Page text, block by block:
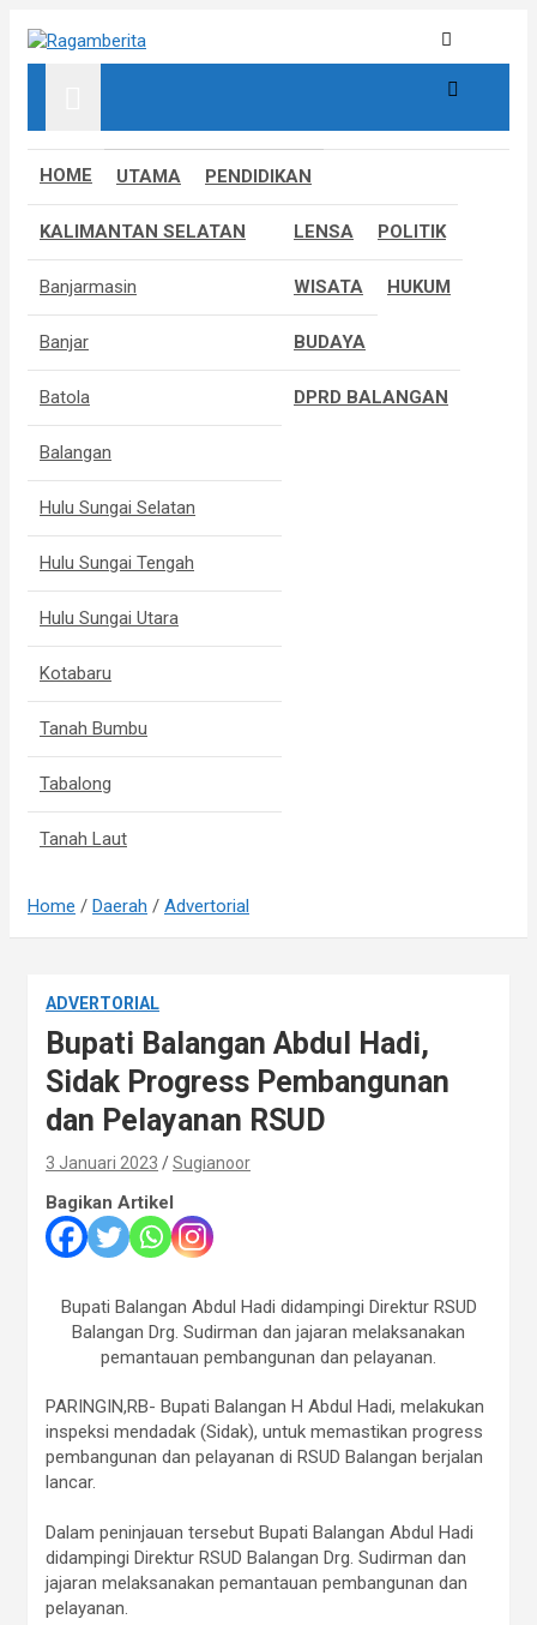
Ragamberita
Informatif, Edukatif & Inpiratif
HOME UTAMA PENDIDIKAN
KALIMANTAN SELATAN
Banjarmasin
Banjar
Batola
Balangan
Hulu Sungai Selatan
Hulu Sungai Tengah
Hulu Sungai Utara
Kotabaru
Tanah Bumbu
Tabalong
Tanah Laut
LENSA POLITIK
WISATA HUKUM
BUDAYA
DPRD BALANGAN
Home Daerah Advertorial
ADVERTORIAL
Bupati Balangan Abdul Hadi,
Sidak Progress Pembangunan
dan Pelayanan RSUD
3 Januari 2023 Sugianoor
Bagikan Artikel
Bupati Balangan Abdul Hadi didampingi Direktur RSUD
Balangan Drg. Sudirman dan jajaran melaksanakan
pemantauan pembangunan dan pelayanan.
PARINGIN,RB- Bupati Balangan H Abdul Hadi, melakukan
inspeksi mendadak (Sidak), untuk memastikan progress
pembangunan dan pelayanan di RSUD Balangan berjalan
lancar.
Dalam peninjauan tersebut Bupati Balangan Abdul Hadi
didampingi Direktur RSUD Balangan Drg. Sudirman dan
jajaran melaksanakan pemantauan pembangunan dan
pelayanan.